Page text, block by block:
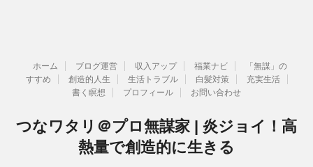
ホーム ブログ運営 収入アップ 福業ナビ
「無謀」の
すすめ
創造的人生 生活トラブル 白髪対策
充実生活
書く瞑想
プロフィール お問い合わせ
つなワタリ＠プロ無謀家 | 炎ジョイ！高
熱量で創造的に生きる